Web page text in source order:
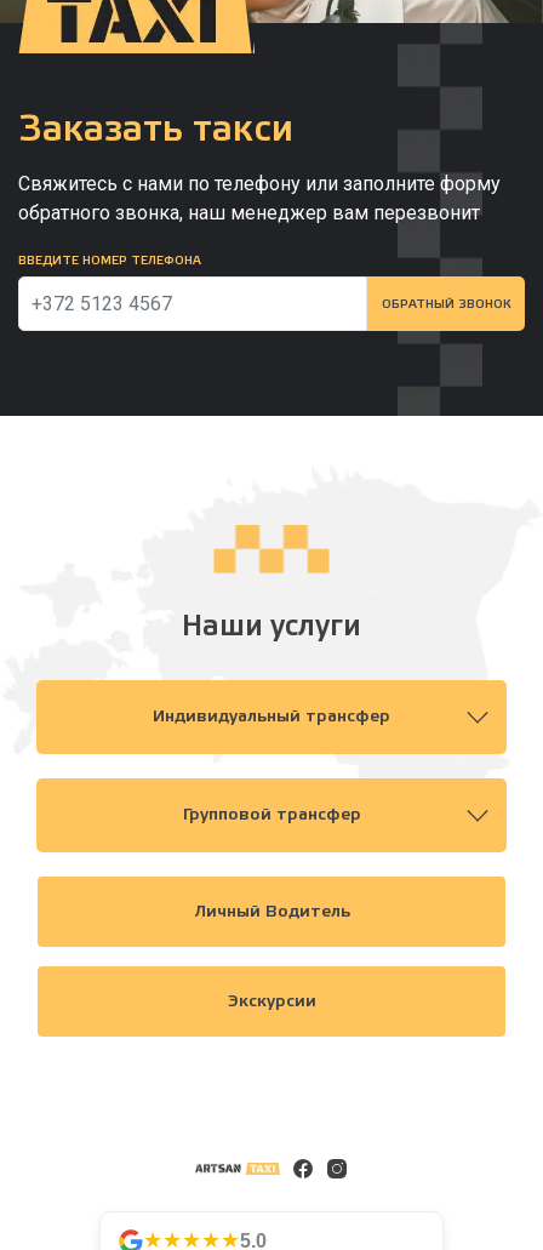
Заказать такси
Свяжитесь с нами по телефону или заполните форму
обратного звонка, наш менеджер вам перезвонит
ВВЕДИТЕ НОМЕР ТЕЛЕФОНА
ОБРАТНЫЙ ЗВОНОК
Наши услуги
Индивидуальный трансфер
Групповой трансфер
Личный Водитель
Экскурсии
★★★★★5.0